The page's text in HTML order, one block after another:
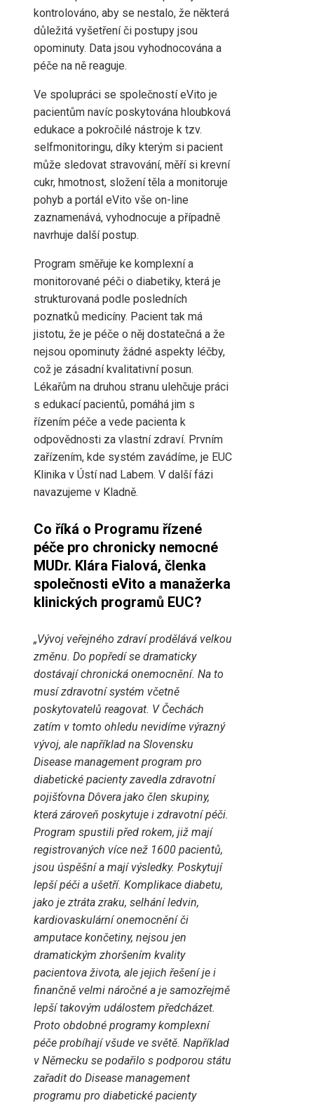
kontrolováno, aby se nestalo, že některá
důležitá vyšetření či postupy jsou
opominuty. Data jsou vyhodnocována a
péče na ně reaguje.
Ve spolupráci se společností eVito je
pacientům navíc poskytována hloubková
edukace a pokročilé nástroje k tzv.
selfmonitoringu, díky kterým si pacient
může sledovat stravování, měří si krevní
cukr, hmotnost, složení těla a monitoruje
pohyb a portál eVito vše on-line
zaznamenává, vyhodnocuje a případně
navrhuje další postup.
Program směřuje ke komplexní a
monitorované péči o diabetiky, která je
strukturovaná podle posledních
poznatků medicíny. Pacient tak má
jistotu, že je péče o něj dostatečná a že
nejsou opominuty žádné aspekty léčby,
což je zásadní kvalitativní posun.
Lékařům na druhou stranu ulehčuje práci
s edukací pacientů, pomáhá jim s
řízením péče a vede pacienta k
odpovědnosti za vlastní zdraví. Prvním
zařízením, kde systém zavádíme, je EUC
Klinika v Ústí nad Labem. V další fázi
navazujeme v Kladně.
Co říká o Programu řízené
péče pro chronicky nemocné
MUDr. Klára Fialová, členka
společnosti eVito a manažerka
klinických programů EUC?
„Vývoj veřejného zdraví prodělává velkou
změnu. Do popředí se dramaticky
dostávají chronická onemocnění. Na to
musí zdravotní systém včetně
poskytovatelů reagovat. V Čechách
zatím v tomto ohledu nevidíme výrazný
vývoj, ale například na Slovensku
Disease management program pro
diabetické pacienty zavedla zdravotní
pojišťovna Dôvera jako člen skupiny,
která zároveň poskytuje i zdravotní péči.
Program spustili před rokem, již mají
registrovaných více než 1600 pacientů,
jsou úspěšní a mají výsledky. Poskytují
lepší péči a ušetří. Komplikace diabetu,
jako je ztráta zraku, selhání ledvin,
kardiovaskulární onemocnění či
amputace končetiny, nejsou jen
dramatickým zhoršením kvality
pacientova života, ale jejich řešení je i
finančně velmi náročné a je samozřejmě
lepší takovým událostem předcházet.
Proto obdobné programy komplexní
péče probíhají všude ve světě. Například
v Německu se podařilo s podporou státu
zařadit do Disease management
programu pro diabetické pacienty